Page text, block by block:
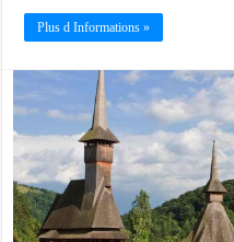
Plus d Informations »